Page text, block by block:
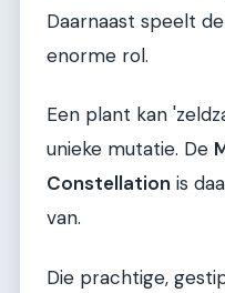
Daarnaast speelt
enorme rol.
Een plant kan
unieke mutatie. De
Constellation is
van.
Die prachtige,